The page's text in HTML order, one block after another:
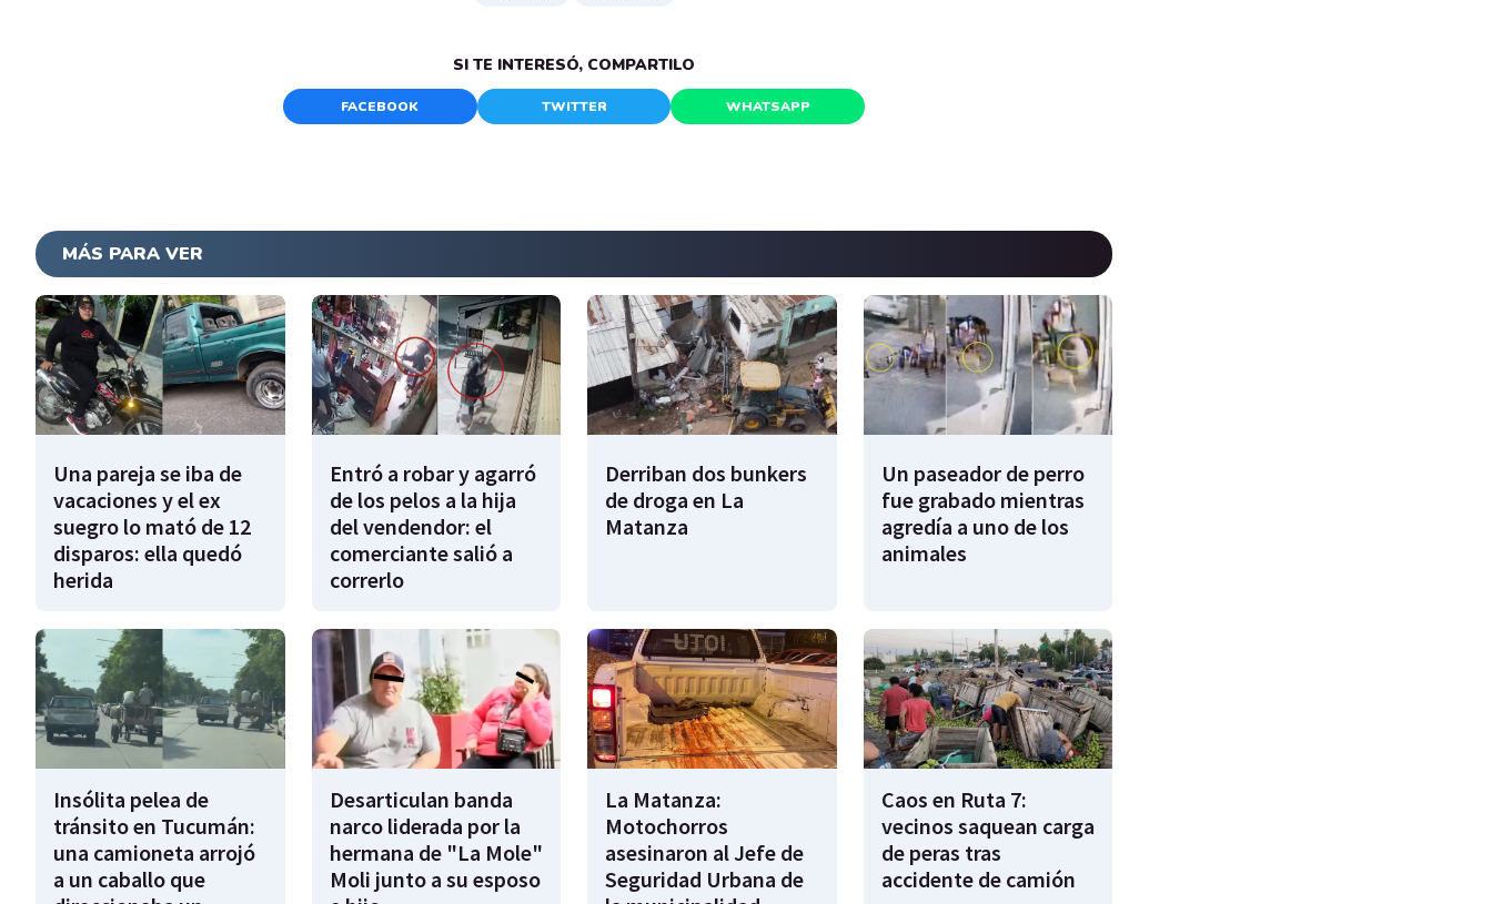
SI TE INTERESÓ, COMPARTILO
FACEBOOK TWITTER WHATSAPP
MÁS PARA VER
Una pareja se iba de
vacaciones y el ex
suegro lo mató de 12
disparos: ella quedó
herida
Entró a robar y agarró
de los pelos a la hija
del vendendor: el
comerciante salió a
correrlo
Derriban dos bunkers
de droga en La
Matanza
Un paseador de perro
fue grabado mientras
agredía a uno de los
animales
Insólita pelea de
tránsito en Tucumán:
una camioneta arrojó
a un caballo que
Desarticulan banda
narco liderada por la
hermana de "La Mole"
Moli junto a su esposo
La Matanza:
Motochorros
asesinaron al Jefe de
Seguridad Urbana de
Caos en Ruta 7:
vecinos saquean carga
de peras tras
accidente de camión